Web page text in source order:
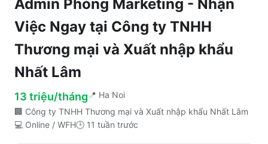
Admin Phòng Marketing - Nhận
Việc Ngay tại Công ty TNHH
Thương mại và Xuất nhập khẩu
Nhất Lâm
13 triệu/tháng 📍 Ha Noi
🏢 Công ty TNHH Thương mại và Xuất nhập khẩu Nhất Lâm
💻 Online / WFH🕒 11 tuần trước